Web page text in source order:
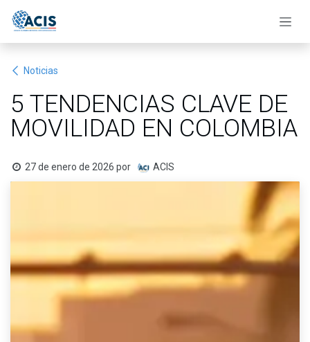
Noticias
5 TENDENCIAS CLAVE DE
MOVILIDAD EN COLOMBIA
27 de enero de 2026 por ACIS